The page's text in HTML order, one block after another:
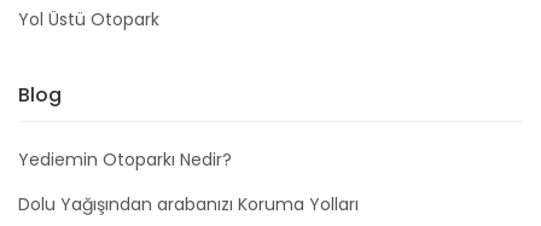
Yol Üstü Otopark
Blog
Yediemin Otoparkı Nedir?
Dolu Yağışından arabanızı Koruma Yolları